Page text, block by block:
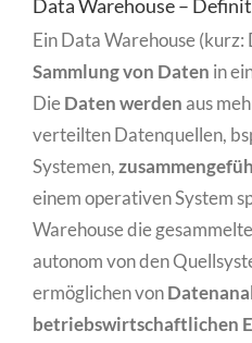
Data Warehouse –
Ein Data Warehouse (kurz:
Sammlung von Daten in
DieDaten werdenaus
verteilten Datenquellen,
Systemen,
einem operativen System
Warehouse die
autonom von den
ermöglichen von
betriebswirtschaftlichen